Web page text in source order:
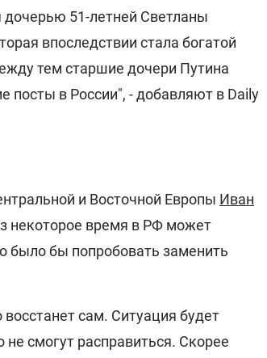
51-летней Светланы
впоследствии стала богатой
тем старшие дочери Путина
в России", - добавляют в Daily
и Восточной Европы Иван
некоторое время в РФ может
было бы попробовать заменить
сам. Ситуация будет
не смогут расправиться. Скорее